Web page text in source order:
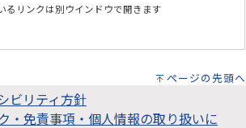
るリンクは別ウインドウで開きます
ページの先頭へ
ビリティ方針
・免責事項・個人情報の取り扱いに